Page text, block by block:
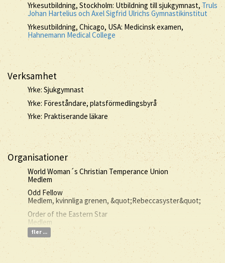
Yrkesutbildning, Stockholm: Utbildning till sjukgymnast,Truls
Johan Hartelius och Axel Sigfrid Ulrichs Gymnastikinstitut
Yrkesutbildning, Chicago, USA: Medicinsk examen,
Hahnemann Medical College
Verksamhet
Yrke: Sjukgymnast
Yrke: Föreståndare, platsförmedlingsbyrå
Yrke: Praktiserande läkare
Organisationer
World Woman´s Christian Temperance Union
Medlem
Odd Fellow
Medlem, kvinnliga grenen, &quot;Rebeccasyster&quot;
Order of the Eastern Star
Medlem
fler ...